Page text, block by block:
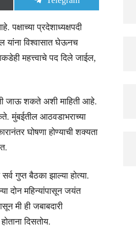
on
प्रदेशाध्यक्षपदी
यांना विश्वासात घेऊनच
महत्त्वाचे पद दिले जाईल,
जाऊ शकते अशी माहिती आहे.
मुंबईतील आठवडाभराच्या
घोषणा होण्याची शक्यता
गुप्त बैठका झाल्या होत्या.
दोन महिन्यांपासून जयंत
मी ही जबाबदारी
दिसतोय.